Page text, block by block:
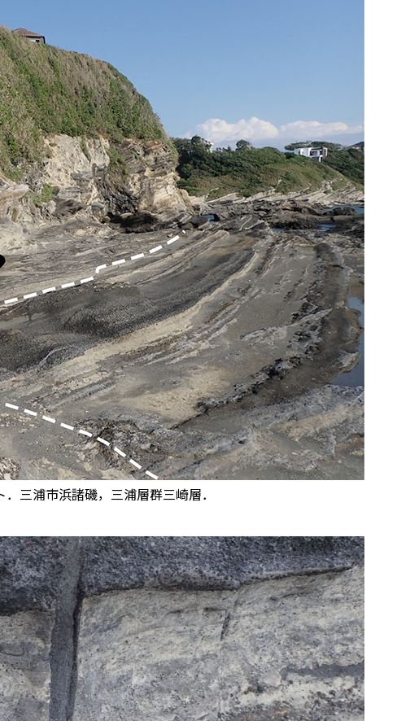
三浦市浜諸磯，三浦層群三崎層．